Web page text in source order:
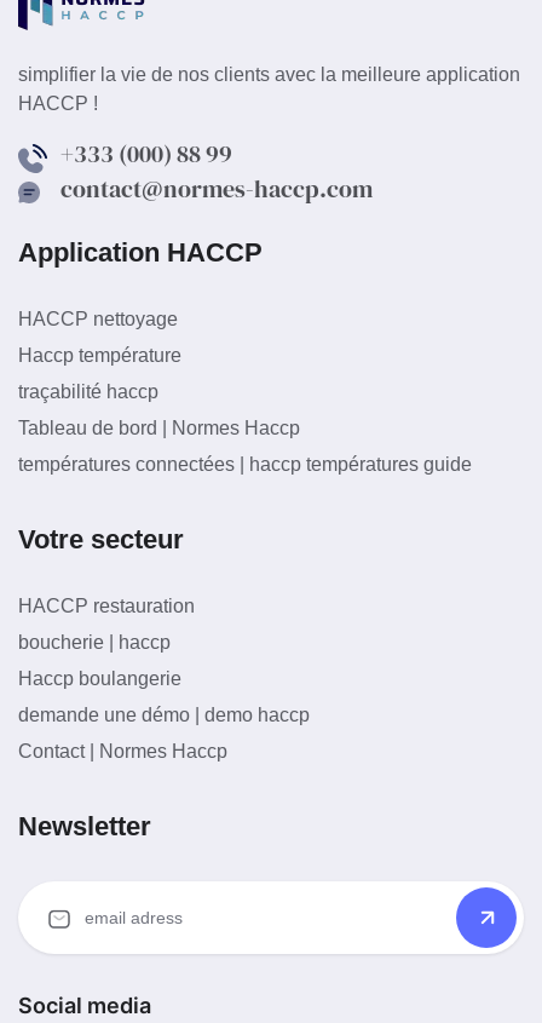
simplifier la vie de nos clients avec la meilleure application
HACCP !
+333 (000) 88 99
contact@normes-haccp.com
Application HACCP
HACCP nettoyage
Haccp température
traçabilité haccp
Tableau de bord | Normes Haccp
températures connectées | haccp températures guide
Votre secteur
HACCP restauration
boucherie | haccp
Haccp boulangerie
demande une démo | demo haccp
Contact | Normes Haccp
Newsletter
Social media